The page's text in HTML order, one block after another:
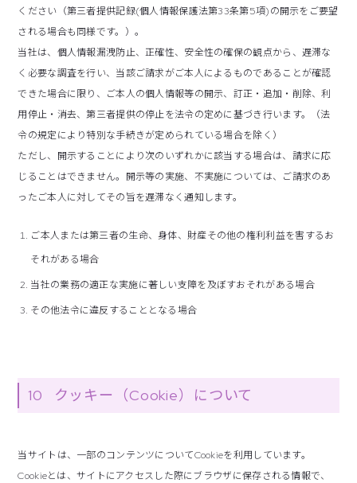
ください（第三者提供記録(個人情報保護法第33条第5項)の開示をご要望
される場合も同様です。）。
当社は、個人情報漏洩防止、正確性、安全性の確保の観点から、遅滞な
く必要な調査を行い、当該ご請求がご本人によるものであることが確認
できた場合に限り、ご本人の個人情報等の開示、訂正・追加・削除、利
用停止・消去、第三者提供の停止を法令の定めに基づき行います。（法
令の規定により特別な手続きが定められている場合を除く）
ただし、開示することにより次のいずれかに該当する場合は、請求に応
じることはできません。開示等の実施、不実施については、ご請求のあ
ったご本人に対してその旨を遅滞なく通知します。
ご本人または第三者の生命、身体、財産その他の権利利益を害するお
それがある場合
当社の業務の適正な実施に著しい支障を及ぼすおそれがある場合
その他法令に違反することとなる場合
10 クッキー（Cookie）について
当サイトは、一部のコンテンツについてCookieを利用しています。
Cookieとは、サイトにアクセスした際にブラウザに保存される情報で、